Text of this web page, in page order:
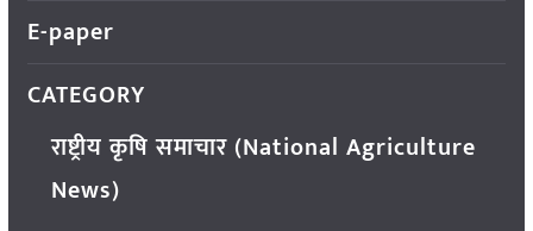
E-paper
CATEGORY
राष्ट्रीय कृषि समाचार (National Agriculture
News)